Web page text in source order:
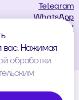
Telegram
WhatsApp
MAX
данных
вас. Нажимая
обработки